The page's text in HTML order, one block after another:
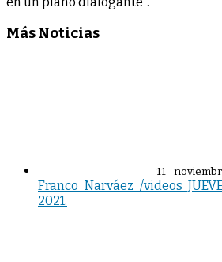
Más Noticias
11
Franco Narváez /videos
2021.